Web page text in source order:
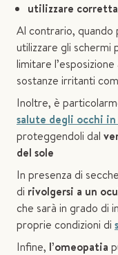
utilizzare
Al contrario, quando
utilizzare gli
limitare
sostanze irritanti
Inoltre, è
salute degli occhi
proteggendoli dal
del sole
In presenza di
di rivolgersi a un
che sarà in grado di
proprie condizioni di
Infine, l’omeopatia